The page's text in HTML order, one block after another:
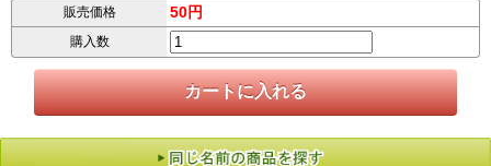
販売価格 50円
購入数